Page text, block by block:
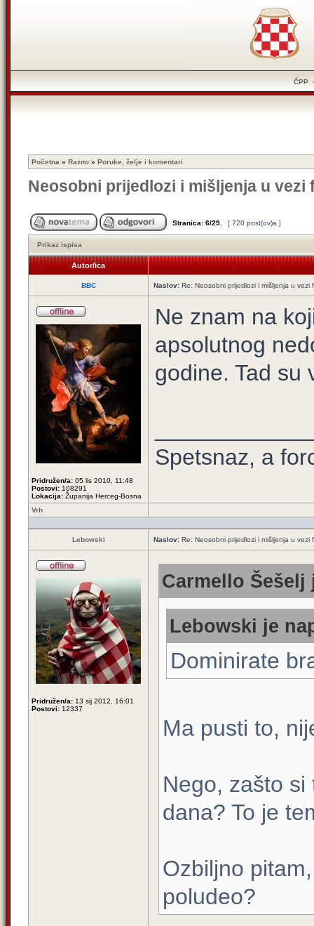
ČPP
Početna » Razno » Poruke, želje i komentari
Neosobni prijedlozi i mišljenja u vezi
Stranica: 6/29 [ 720 post(ov)a ]
Prikaz ispisa
Autor/ica
BBC Naslov: Re: Neosobni prijedlozi i mišljenja u vezi
Pridružen/a: 05 lis 2010, 11:48
Postovi: 108291
Lokacija: Županija Herceg-Bosna
Ne znam na
apsolutnog
godine. Tad su
Spetsnaz, a
Vrh
Lebowski Naslov: Re: Neosobni prijedlozi i mišljenja u vezi
Pridružen/a: 13 sij 2012, 16:01
Postovi: 12337
Carmello Šešelj
Lebowski je
Dominirate
Ma pusti to,
Nego, zašto
dana? To je
Ozbiljno
poludeo?